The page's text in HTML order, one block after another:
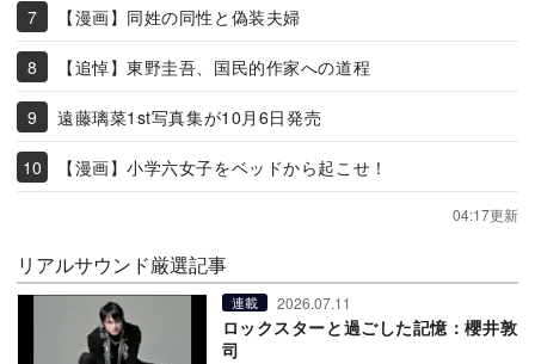
【漫画】同姓の同性と偽装夫婦
【追悼】東野圭吾、国民的作家への道程
遠藤璃菜1st写真集が10月6日発売
【漫画】小学六女子をベッドから起こせ！
04:17更新
リアルサウンド厳選記事
連載 2026.07.11
ロックスターと過ごした記憶：櫻井敦
司